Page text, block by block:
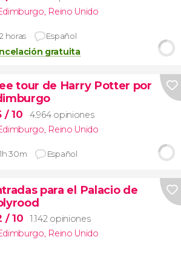
, Reino Unido
2 horas Español
gratuita
tour de Harry Potter por
/ 10
4.964 opiniones
, Reino Unido
1h 30m Español
para el Palacio de
/ 10
1.142 opiniones
, Reino Unido